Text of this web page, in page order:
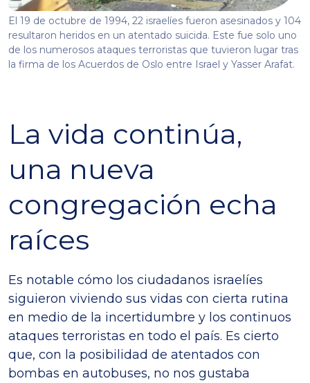
El 19 de octubre de 1994, 22 israelíes fueron asesinados y 104
resultaron heridos en un atentado suicida. Este fue solo uno
de los numerosos ataques terroristas que tuvieron lugar tras
la firma de los Acuerdos de Oslo entre Israel y Yasser Arafat.
La vida continúa,
una nueva
congregación echa
raíces
Es notable cómo los ciudadanos israelíes
siguieron viviendo sus vidas con cierta rutina
en medio de la incertidumbre y los continuos
ataques terroristas en todo el país. Es cierto
que, con la posibilidad de atentados con
bombas en autobuses, no nos gustaba